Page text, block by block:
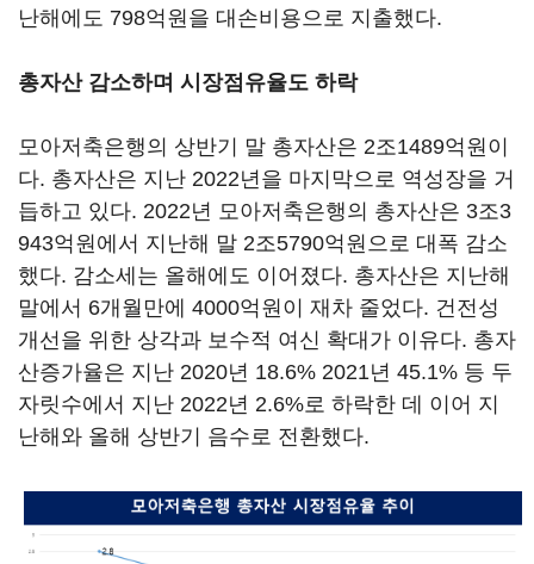
난해에도 798억원을 대손비용으로 지출했다.
총자산 감소하며 시장점유율도 하락
모아저축은행의 상반기 말 총자산은 2조1489억원이
다. 총자산은 지난 2022년을 마지막으로 역성장을 거
듭하고 있다. 2022년 모아저축은행의 총자산은 3조3
943억원에서 지난해 말 2조5790억원으로 대폭 감소
했다. 감소세는 올해에도 이어졌다. 총자산은 지난해
말에서 6개월만에 4000억원이 재차 줄었다. 건전성
개선을 위한 상각과 보수적 여신 확대가 이유다. 총자
산증가율은 지난 2020년 18.6% 2021년 45.1% 등 두
자릿수에서 지난 2022년 2.6%로 하락한 데 이어 지
난해와 올해 상반기 음수로 전환했다.